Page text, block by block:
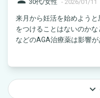
30代/女性 - 2026/01/11
来月から妊活を始めようと思っていま
をつけることはないのか
などのAGA治療薬は影響が
keyboard_arrow_down